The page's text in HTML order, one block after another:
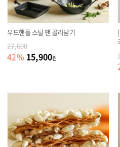
우드핸들 스틸 팬 골라담기
27,600
42% 15,900원